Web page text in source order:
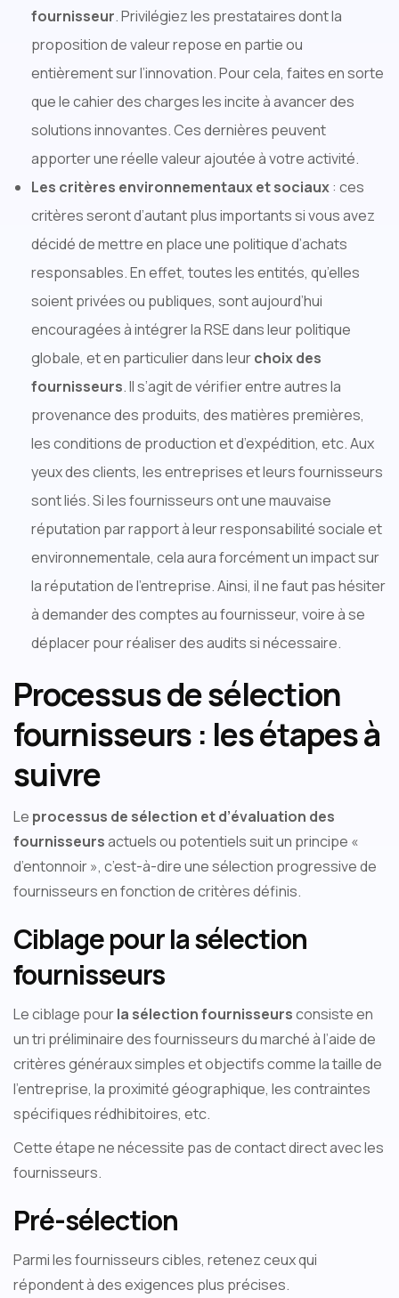
fournisseur. Privilégiez les prestataires dont la
proposition de valeur repose en partie ou
entièrement sur l’innovation. Pour cela, faites en sorte
que le cahier des charges les incite à avancer des
solutions innovantes. Ces dernières peuvent
apporter une réelle valeur ajoutée à votre activité.
Les critères environnementaux et sociaux: ces
critères seront d’autant plus importants si vous avez
décidé de mettre en place une politique d’achats
responsables. En effet, toutes les entités, qu’elles
soient privées ou publiques, sont aujourd’hui
encouragées à intégrer la RSE dans leur politique
globale, et en particulier dans leurchoix des
fournisseurs. Il s’agit de vérifier entre autres la
provenance des produits, des matières premières,
les conditions de production et d’expédition, etc. Aux
yeux des clients, les entreprises et leurs fournisseurs
sont liés. Si les fournisseurs ont une mauvaise
réputation par rapport à leur responsabilité sociale et
environnementale, cela aura forcément un impact sur
la réputation de l’entreprise. Ainsi, il ne faut pas hésiter
à demander des comptes au fournisseur, voire à se
déplacer pour réaliser des audits si nécessaire.
Processus de sélection
fournisseurs : les étapes à
suivre
Le processus de sélection et d’évaluation des
fournisseursactuels ou potentiels suit un principe «
d’entonnoir », c’est-à-dire une sélection progressive de
fournisseurs en fonction de critères définis.
Ciblage pour la sélection
fournisseurs
Le ciblage pourla sélection fournisseursconsiste en
un tri préliminaire des fournisseurs du marché à l’aide de
critères généraux simples et objectifs comme la taille de
l’entreprise, la proximité géographique, les contraintes
spécifiques rédhibitoires, etc.
Cette étape ne nécessite pas de contact direct avec les
fournisseurs.
Pré-sélection
Parmi les fournisseurs cibles, retenez ceux qui
répondent à des exigences plus précises.